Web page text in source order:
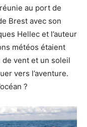
au port de
Brest avec son
Hellec et l’auteur
météos étaient
vent et un soleil
vers l’aventure.
?